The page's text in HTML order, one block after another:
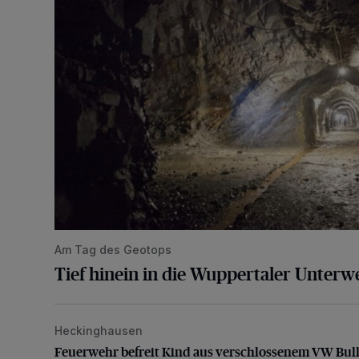
Am Tag des Geotops
Tief hinein in die Wuppertaler
Feuerwehr befreit Kind aus verschlossenem VW Bulli
Heckinghausen
Feuerwehr befreit Kind aus verschlossenem VW